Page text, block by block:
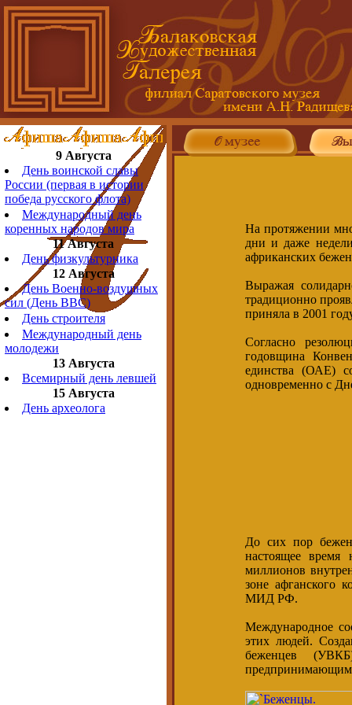
9 Августа
День воинской славы
России (первая в истории
победа русского флота)
Международный день
коренных народов мира
11 Августа
День физкультурника
12 Августа
День Военно-воздушных
сил (День ВВС)
День строителя
Международный день
молодежи
13 Августа
Всемирный день левшей
15 Августа
День археолога
На протяжении
дни и даже
африканских
Выражая
традиционно
приняла в 2001
Согласно
годовщина
единства (ОАЕ)
одновременно с
До сих пор
настоящее время
миллионов
зоне афганского
МИД РФ.
Международное
этих людей.
беженцев
предпринимающим